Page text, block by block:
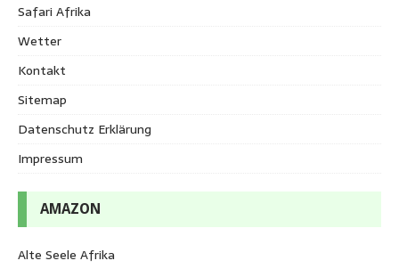
Safari Afrika
Wetter
Kontakt
Sitemap
Datenschutz Erklärung
Impressum
AMAZON
Alte Seele Afrika